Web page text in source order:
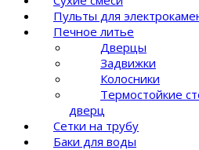
Пульты для
Печное литье
Дверцы
Задвижки
Колосники
Термостойкие
дверц
Сетки на трубу
Баки для воды